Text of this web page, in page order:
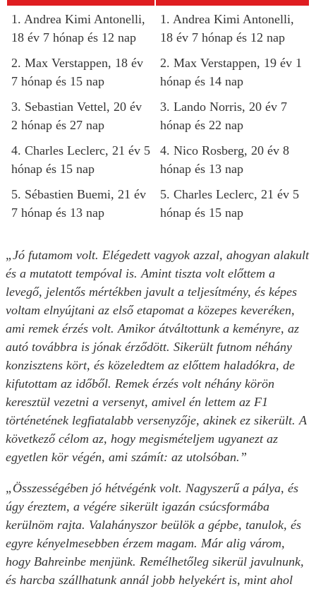
1. Andrea Kimi Antonelli,
18 év 7 hónap és 12 nap
1. Andrea Kimi Antonelli,
18 év 7 hónap és 12 nap
2. Max Verstappen, 18 év
7 hónap és 15 nap
2. Max Verstappen, 19 év 1
hónap és 14 nap
3. Sebastian Vettel, 20 év
2 hónap és 27 nap
3. Lando Norris, 20 év 7
hónap és 22 nap
4. Charles Leclerc, 21 év 5
hónap és 15 nap
4. Nico Rosberg, 20 év 8
hónap és 13 nap
5. Sébastien Buemi, 21 év
7 hónap és 13 nap
5. Charles Leclerc, 21 év 5
hónap és 15 nap
„Jó futamom volt. Elégedett vagyok azzal, ahogyan alakult
és a mutatott tempóval is. Amint tiszta volt előttem a
levegő, jelentős mértékben javult a teljesítmény, és képes
voltam elnyújtani az első etapomat a közepes keveréken,
ami remek érzés volt. Amikor átváltottunk a keményre, az
autó továbbra is jónak érződött. Sikerült futnom néhány
konzisztens kört, és közeledtem az előttem haladókra, de
kifutottam az időből. Remek érzés volt néhány körön
keresztül vezetni a versenyt, amivel én lettem az F1
történetének legfiatalabb versenyzője, akinek ez sikerült. A
következő célom az, hogy megismételjem ugyanezt az
egyetlen kör végén, ami számít: az utolsóban.”
„Összességében jó hétvégénk volt. Nagyszerű a pálya, és
úgy éreztem, a végére sikerült igazán csúcsformába
kerülnöm rajta. Valahányszor beülök a gépbe, tanulok, és
egyre kényelmesebben érzem magam. Már alig várom,
hogy Bahreinbe menjünk. Remélhetőleg sikerül javulnunk,
és harcba szállhatunk annál jobb helyekért is, mint ahol